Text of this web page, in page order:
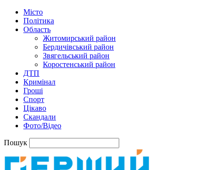
Місто
Політика
Область
Житомирський район
Бердичівський район
Звягельський район
Коростенський район
ДТП
Кримінал
Гроші
Спорт
Цікаво
Скандали
Фото/Відео
Пошук